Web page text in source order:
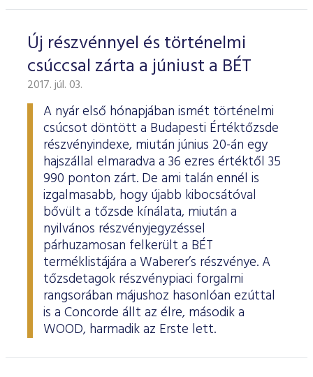
Új részvénnyel és történelmi
csúccsal zárta a júniust a BÉT
2017. júl. 03.
A nyár első hónapjában ismét történelmi
csúcsot döntött a Budapesti Értéktőzsde
részvényindexe, miután június 20-án egy
hajszállal elmaradva a 36 ezres értéktől 35
990 ponton zárt. De ami talán ennél is
izgalmasabb, hogy újabb kibocsátóval
bővült a tőzsde kínálata, miután a
nyilvános részvényjegyzéssel
párhuzamosan felkerült a BÉT
terméklistájára a Waberer’s részvénye. A
tőzsdetagok részvénypiaci forgalmi
rangsorában májushoz hasonlóan ezúttal
is a Concorde állt az élre, második a
WOOD, harmadik az Erste lett.